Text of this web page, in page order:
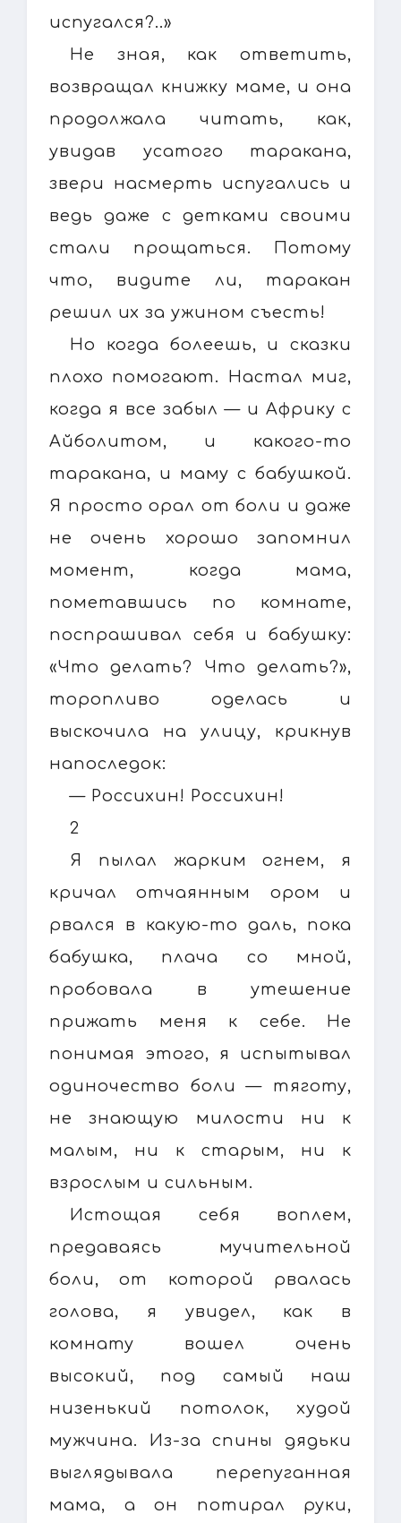
испугался?..»
Не зная, как ответить,
возвращал книжку маме, и она
продолжала читать, как,
увидав усатого таракана,
звери насмерть испугались и
ведь даже с детками своими
стали прощаться. Потому
что, видите ли, таракан
решил их за ужином съесть!
Но когда болеешь, и сказки
плохо помогают. Настал миг,
когда я все забыл — и Африку с
Айболитом, и какого-то
таракана, и маму с бабушкой.
Я просто орал от боли и даже
не очень хорошо запомнил
момент, когда мама,
пометавшись по комнате,
поспрашивал себя и бабушку:
«Что делать? Что делать?»,
торопливо оделась и
выскочила на улицу, крикнув
напоследок:
— Россихин! Россихин!
2
Я пылал жарким огнем, я
кричал отчаянным ором и
рвался в какую-то даль, пока
бабушка, плача со мной,
пробовала в утешение
прижать меня к себе. Не
понимая этого, я испытывал
одиночество боли — тяготу,
не знающую милости ни к
малым, ни к старым, ни к
взрослым и сильным.
Истощая себя воплем,
предаваясь мучительной
боли, от которой рвалась
голова, я увидел, как в
комнату вошел очень
высокий, под самый наш
низенький потолок, худой
мужчина. Из-за спины дядьки
выглядывала перепуганная
мама, а он потирал руки,